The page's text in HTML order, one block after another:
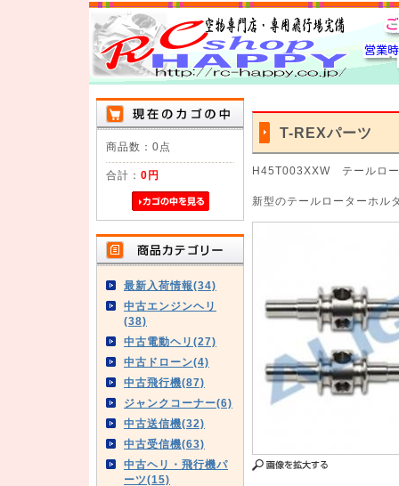
商品数：0点
合計： 0円
最新入荷情報(34)
中古エンジンヘリ
(38)
中古電動ヘリ(27)
中古ドローン(4)
中古飛行機(87)
ジャンクコーナー(6)
中古送信機(32)
中古受信機(63)
中古ヘリ・飛行機パ
ーツ(15)
T-REXパーツ
H45T003XXW テールロ
新型のテールローターホル